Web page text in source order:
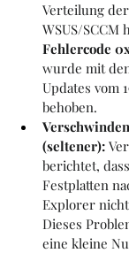
Verteilung
WSUS/SCCM
Fehlercode
wurde mit
Updates vom
behoben.
(seltener):
berichtet,
Festplatten
Explorer
Dieses
eine kleine